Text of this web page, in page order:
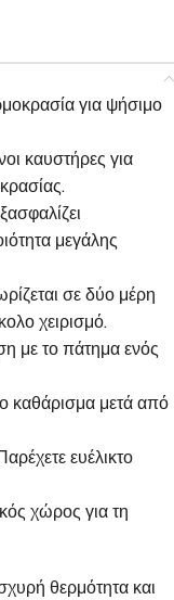
για ψήσιμο
καυστήρες για
μεγάλης
σε δύο μέρη
χειρισμό.
με το πάτημα ενός
καθάρισμα μετά από
ευέλικτο
χώρος για τη
θερμότητα και